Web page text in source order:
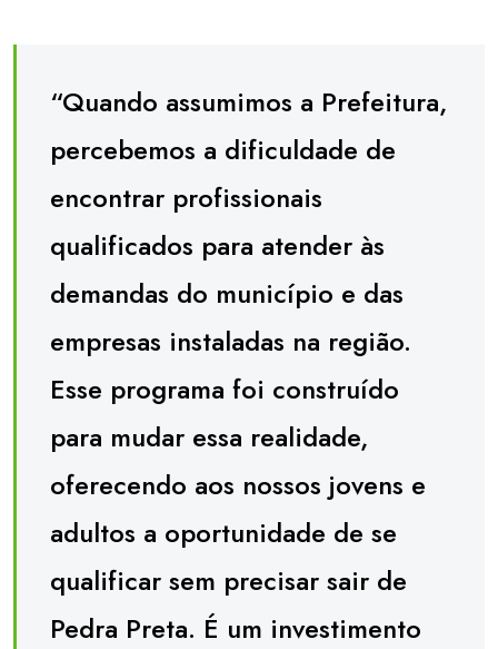
“Quando assumimos a Prefeitura,
percebemos a dificuldade de
encontrar profissionais
qualificados para atender às
demandas do município e das
empresas instaladas na região.
Esse programa foi construído
para mudar essa realidade,
oferecendo aos nossos jovens e
adultos a oportunidade de se
qualificar sem precisar sair de
Pedra Preta. É um investimento